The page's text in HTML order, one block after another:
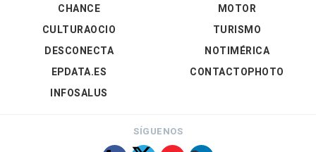
CHANCE
CULTURAOCIO
DESCONECTA
EPDATA.ES
INFOSALUS
MOTOR
TURISMO
NOTIMÉRICA
CONTACTOPHOTO
SÍGUENOS